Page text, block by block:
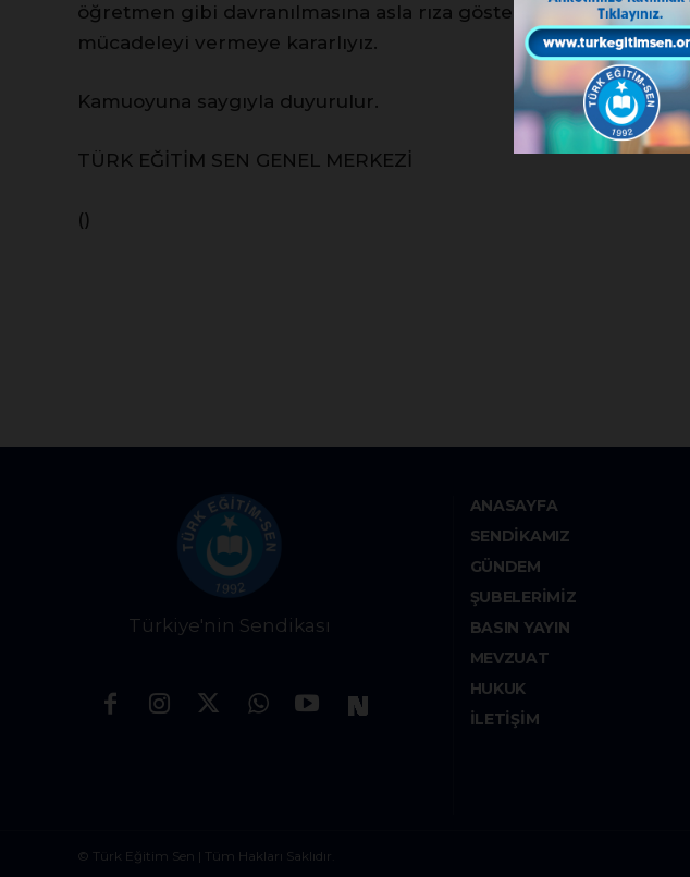
öğretmen gibi davranılmasına asla rıza göstermeyeceğiz.
mücadeleyi vermeye kararlıyız.
Kamuoyuna saygıyla duyurulur.
TÜRK EĞİTİM SEN GENEL MERKEZİ
()
Türkiye'nin Sendikası
ANASAYFA
SENDIKAMIZ
GÜNDEM
ŞUBELERIMIZ
BASIN YAYIN
MEVZUAT
HUKUK
İLETIŞIM
© Türk Eğitim Sen | Tüm Hakları Saklıdır.